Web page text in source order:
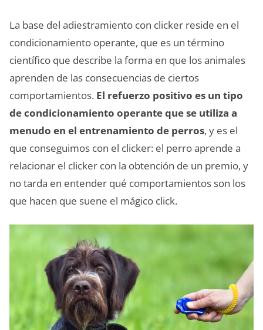
La base del adiestramiento con clicker reside en el
condicionamiento operante, que es un término
científico que describe la forma en que los animales
aprenden de las consecuencias de ciertos
comportamientos. El refuerzo positivo es un tipo
de condicionamiento operante que se utiliza a
menudo en el entrenamiento de perros, y es el
que conseguimos con el clicker: el perro aprende a
relacionar el clicker con la obtención de un premio, y
no tarda en entender qué comportamientos son los
que hacen que suene el mágico click.